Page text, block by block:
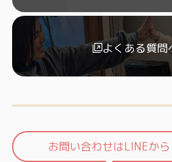
よくある質問
お問い合わせはLINEから